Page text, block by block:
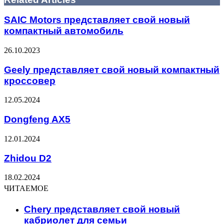
SAIC Motors представляет свой новый
компактный автомобиль
26.10.2023
Geely представляет свой новый компактный
кроссовер
12.05.2024
Dongfeng AX5
12.01.2024
Zhidou D2
18.02.2024
ЧИТАЕМОЕ
Chery представляет свой новый
кабриолет для семьи